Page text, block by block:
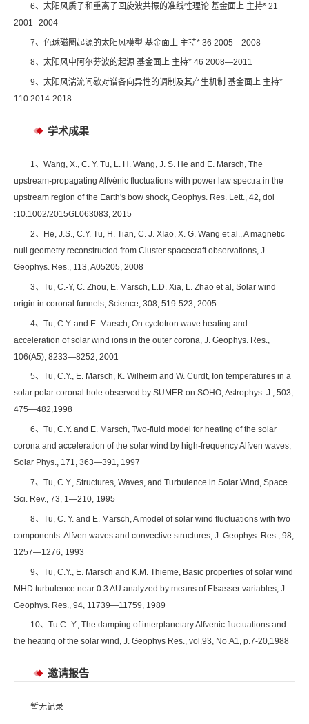
6、太阳风质子和重离子回旋波共振的准线性理论 基金面上 主持* 21
2001--2004
7、色球磁圈起源的太阳风模型 基金面上 主持* 36 2005—2008
8、太阳风中阿尔芬波的起源 基金面上 主持* 46 2008—2011
9、太阳风湍流间歇对谱各向异性的调制及其产生机制 基金面上 主持*
110 2014-2018
学术成果
1、Wang, X., C. Y. Tu, L. H. Wang, J. S. He and E. Marsch, The
upstream-propagating Alfvénic fluctuations with power law spectra in the
upstream region of the Earth's bow shock, Geophys. Res. Lett., 42, doi
:10.1002/2015GL063083, 2015
2、He, J.S., C.Y. Tu, H. Tian, C. J. XIao, X. G. Wang et al., A magnetic
null geometry reconstructed from Cluster spacecraft observations, J.
Geophys. Res., 113, A05205, 2008
3、Tu, C.-Y, C. Zhou, E. Marsch, L.D. Xia, L. Zhao et al, Solar wind
origin in coronal funnels, Science, 308, 519-523, 2005
4、Tu, C.Y. and E. Marsch, On cyclotron wave heating and
acceleration of solar wind ions in the outer corona, J. Geophys. Res.,
106(A5), 8233—8252, 2001
5、Tu, C.Y., E. Marsch, K. Wilheim and W. Curdt, Ion temperatures in a
solar polar coronal hole observed by SUMER on SOHO, Astrophys. J., 503,
475—482,1998
6、Tu, C.Y. and E. Marsch, Two-fluid model for heating of the solar
corona and acceleration of the solar wind by high-frequency Alfven waves,
Solar Phys., 171, 363—391, 1997
7、Tu, C.Y., Structures, Waves, and Turbulence in Solar Wind, Space
Sci. Rev., 73, 1—210, 1995
8、Tu, C. Y. and E. Marsch, A model of solar wind fluctuations with two
components: Alfven waves and convective structures, J. Geophys. Res., 98,
1257—1276, 1993
9、Tu, C.Y., E. Marsch and K.M. Thieme, Basic properties of solar wind
MHD turbulence near 0.3 AU analyzed by means of Elsasser variables, J.
Geophys. Res., 94, 11739—11759, 1989
10、Tu C.-Y., The damping of interplanetary Alfvenic fluctuations and
the heating of the solar wind, J. Geophys Res., vol.93, No.A1, p.7-20,1988
邀请报告
暂无记录